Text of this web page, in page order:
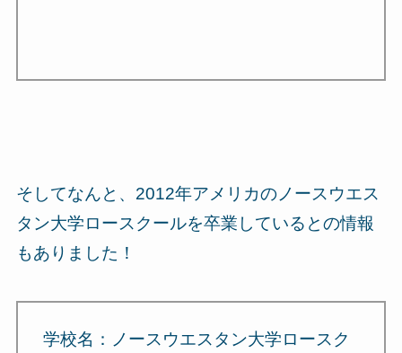
そしてなんと、2012年アメリカのノースウエス
タン大学ロースクールを卒業しているとの情報
もありました！
学校名：ノースウエスタン大学ロースク